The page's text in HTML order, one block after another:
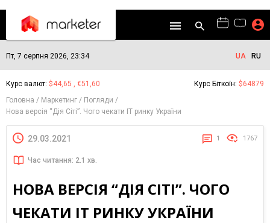
Пт, 7 серпня 2026, 23:34 UA RU
Курс валют: $44,65 , €51,60 Курс Біткоїн: $64879
Головна
Маркетинг
Погляди
Нова версія “Дія Сіті”. Чого чекати IT ринку України
29.03.2021 1 1767
Час читання: 2.1 хв.
НОВА ВЕРСІЯ “ДІЯ СІТІ”. ЧОГО
ЧЕКАТИ IT РИНКУ УКРАЇНИ